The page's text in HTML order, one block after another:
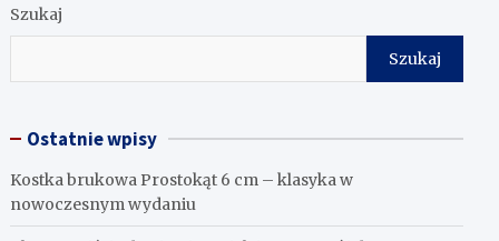
Szukaj
Szukaj
Ostatnie wpisy
Kostka brukowa Prostokąt 6 cm – klasyka w
nowoczesnym wydaniu